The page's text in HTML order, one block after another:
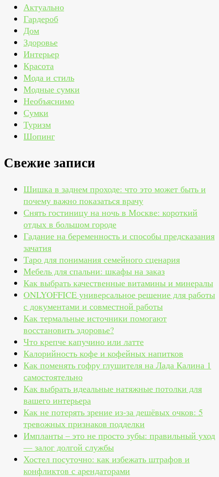
Актуально
Гардероб
Дом
Здоровье
Интерьер
Красота
Мода и стиль
Модные сумки
Необъяснимо
Сумки
Туризм
Шопинг
Свежие записи
Шишка в заднем проходе: что это может быть и
почему важно показаться врачу
Снять гостиницу на ночь в Москве: короткий
отдых в большом городе
Гадание на беременность и способы предсказания
зачатия
Таро для понимания семейного сценария
Мебель для спальни: шкафы на заказ
Как выбрать качественные витамины и минералы
ONLYOFFICE универсальное решение для работы
с документами и совместной работы
Как термальные источники помогают
восстановить здоровье?
Что крепче капучино или латте
Калорийность кофе и кофейных напитков
Как поменять гофру глушителя на Лада Калина 1
самостоятельно
Как выбрать идеальные натяжные потолки для
вашего интерьера
Как не потерять зрение из‑за дешёвых очков: 5
тревожных признаков подделки
Импланты – это не просто зубы: правильный уход
— залог долгой службы
Хостел посуточно: как избежать штрафов и
конфликтов с арендаторами